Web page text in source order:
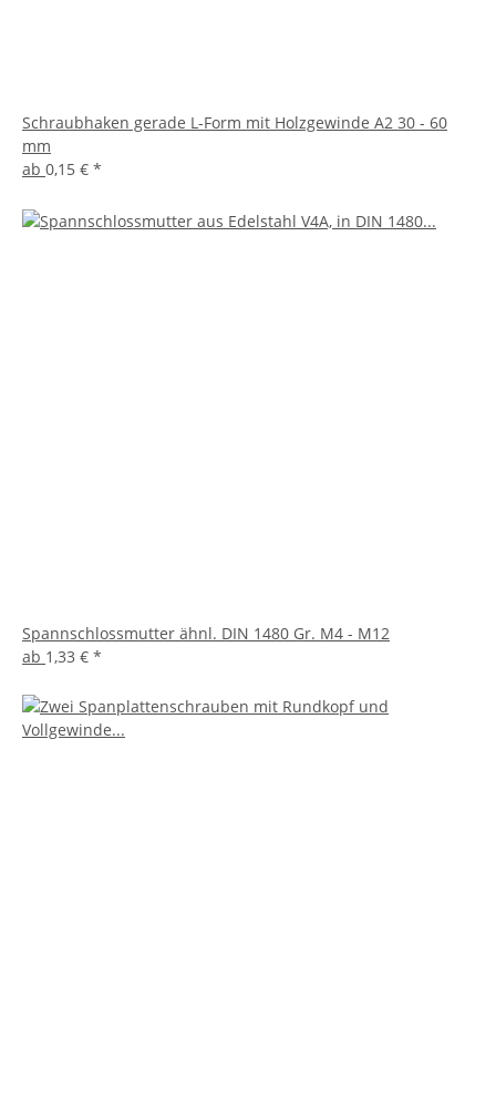
Schraubhaken gerade L-Form mit Holzgewinde A2 30 - 60
mm
ab 0,15 € *
Spannschlossmutter ähnl. DIN 1480 Gr. M4 - M12
ab 1,33 € *